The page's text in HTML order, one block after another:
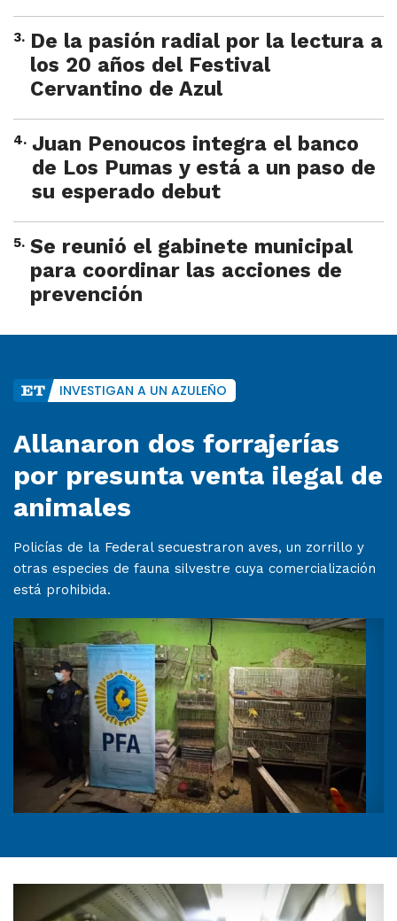
3. De la pasión radial por la lectura a
los 20 años del Festival
Cervantino de Azul
4. Juan Penoucos integra el banco
de Los Pumas y está a un paso de
su esperado debut
5. Se reunió el gabinete municipal
para coordinar las acciones de
prevención
INVESTIGAN A UN AZULEÑO
Allanaron dos forrajerías
por presunta venta ilegal de
animales
Policías de la Federal secuestraron aves, un zorrillo y
otras especies de fauna silvestre cuya comercialización
está prohibida.